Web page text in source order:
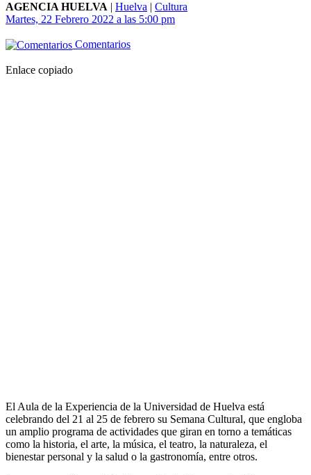
AGENCIA HUELVA | Huelva | Cultura
Martes, 22 Febrero 2022 a las 5:00 pm
Comentarios
Enlace copiado
El Aula de la Experiencia de la Universidad de Huelva está
celebrando del 21 al 25 de febrero su Semana Cultural, que engloba
un amplio programa de actividades que giran en torno a temáticas
como la historia, el arte, la música, el teatro, la naturaleza, el
bienestar personal y la salud o la gastronomía, entre otros.